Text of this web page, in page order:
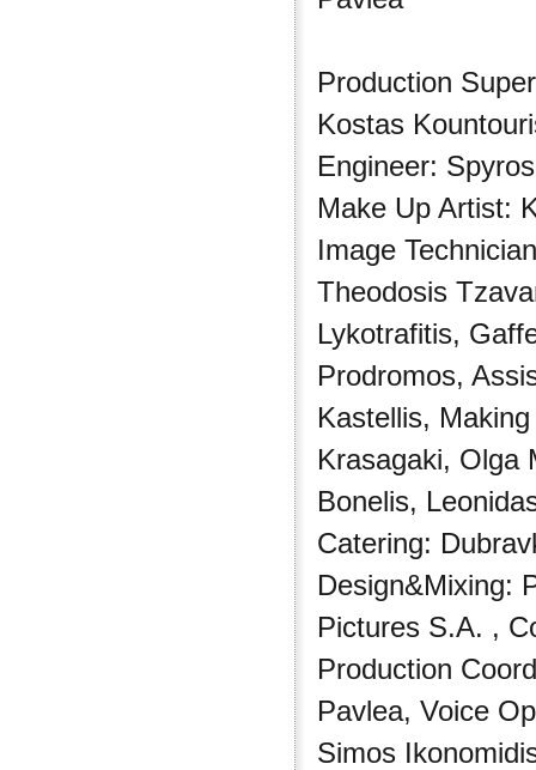
Production
Kostas
Engineer:
Make Up Artist:
Image
Theodosis
Lykotrafitis,
Prodromos,
Kastellis,
Krasagaki, Olga
Βonelis,
Catering:
Design&Mixing:
Pictures S.A. ,
Production
Pavlea, Voice
Simos